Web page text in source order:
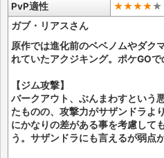
PvP適性
★★★★★
ガブ・リアスさん
原作では進化前のベベノムやダク
れていたアクジキング。ポケGOで
【ジム攻撃】
バークアウト、ぶんまわすという
たものの、攻撃力がサザンドラよ
にかなりの差がある事を考慮して
う。サザンドラにも言えるが弱点